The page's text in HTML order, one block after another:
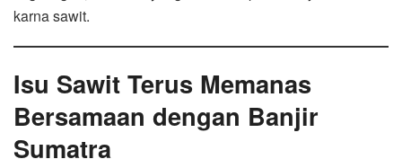
karna sawit.
Isu Sawit Terus Memanas
Bersamaan dengan Banjir
Sumatra